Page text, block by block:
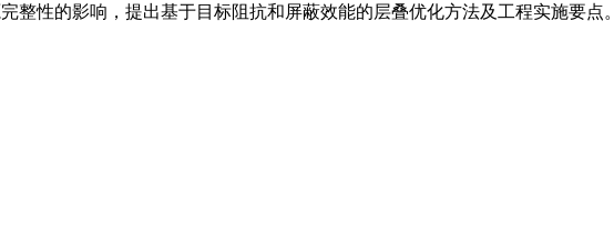
性的影响，提出基于目标阻抗和屏蔽效能的层叠优化方法及工程实施要点。